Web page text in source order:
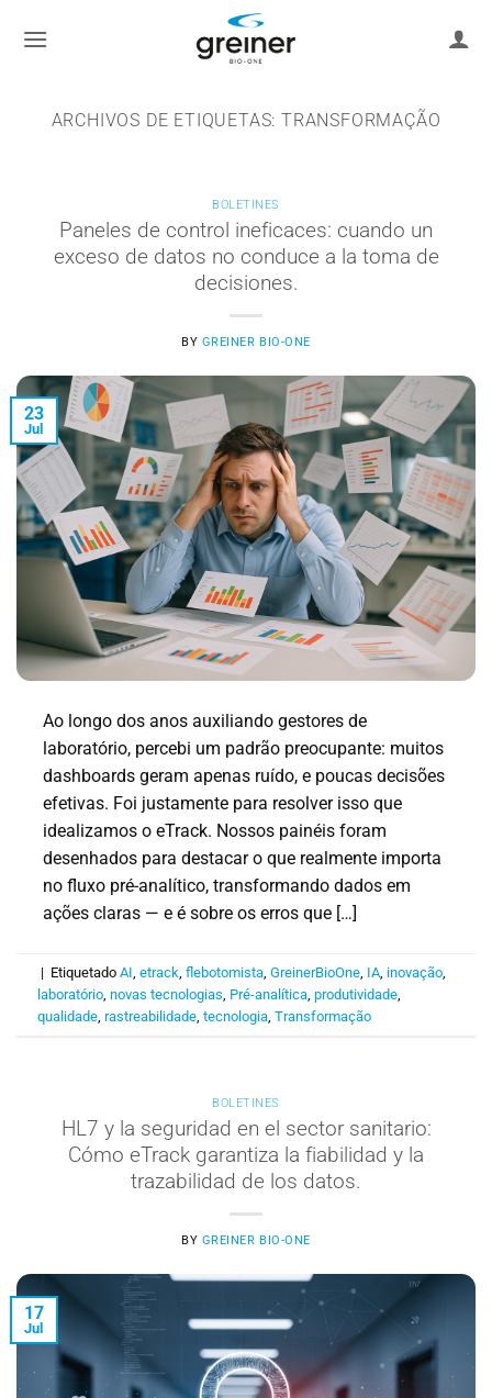
ARCHIVOS DE ETIQUETAS: TRANSFORMAÇÃO
BOLETINES
Paneles de control ineficaces: cuando un
exceso de datos no conduce a la toma de
decisiones.
BY GREINER BIO-ONE
23
Jul
Ao longo dos anos auxiliando gestores de
laboratório, percebi um padrão preocupante: muitos
dashboards geram apenas ruído, e poucas decisões
efetivas. Foi justamente para resolver isso que
idealizamos o eTrack. Nossos painéis foram
desenhados para destacar o que realmente importa
no fluxo pré-analítico, transformando dados em
ações claras — e é sobre os erros que […]
| EtiquetadoAI ,etrack ,flebotomista ,GreinerBioOne IA inovação
laboratório ,novas tecnologias Pré-analítica ,produtividade
qualidade ,rastreabilidade ,tecnologia ,Transformação
BOLETINES
HL7 y la seguridad en el sector sanitario:
Cómo eTrack garantiza la fiabilidad y la
trazabilidad de los datos.
BY GREINER BIO-ONE
17
Jul